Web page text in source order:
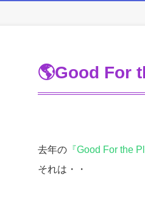
🌎Good For
去年の 『Good For the
それは・・